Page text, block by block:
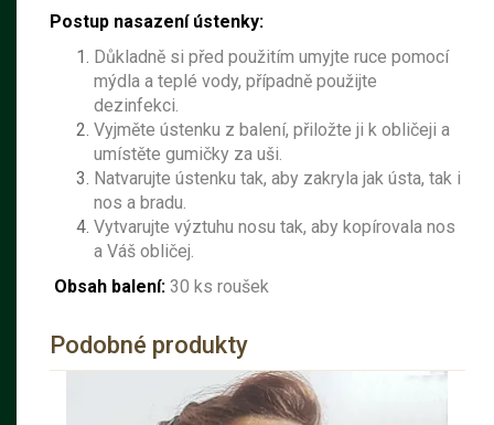
Postup nasazení ústenky:
Důkladně si před použitím umyjte ruce pomocí
mýdla a teplé vody, případně použijte
dezinfekci.
Vyjměte ústenku z balení, přiložte ji k obličeji a
umístěte gumičky za uši.
Natvarujte ústenku tak, aby zakryla jak ústa, tak i
nos a bradu.
Vytvarujte výztuhu nosu tak, aby kopírovala nos
a Váš obličej.
Obsah balení: 30 ks roušek
Podobné produkty